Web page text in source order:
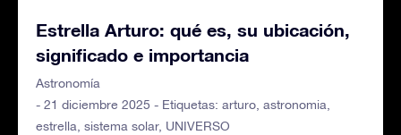
Estrella Arturo: qué es, su ubicación,
significado e importancia
Astronomía
- 21 diciembre 2025 - Etiquetas: arturo astronomia
estrella sistema solar, UNIVERSO